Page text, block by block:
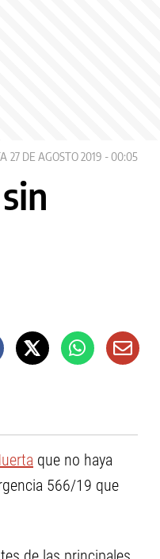
27 DE AGOSTO 2019 - 00:05
que no haya
566/19 que